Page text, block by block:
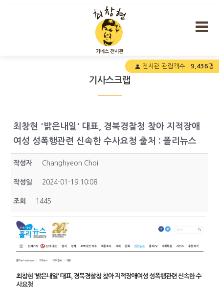
전시관 관람객수 : 9,436명
기사스크랩
최창현 '밝은내일' 대표, 경북경찰청 찾아 지적장애
여성 성폭행관련 신속한 수사요청 출처 : 폴리뉴스
작성자 Changhyeon Choi
작성일 2024-01-19 10:08
조회 1445